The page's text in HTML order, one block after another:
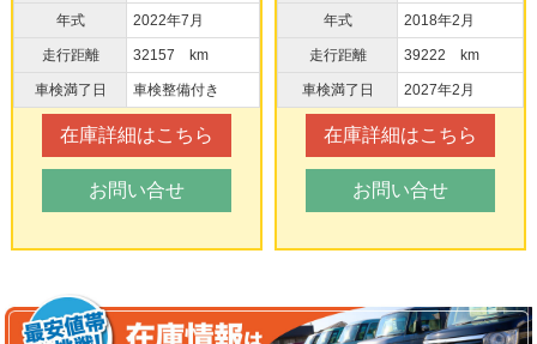
年式 2022年7月
走行距離 32157 km
車検満了日 車検整備付き
在庫詳細はこちら
お問い合せ
年式 2018年2月
走行距離 39222 km
車検満了日 2027年2月
在庫詳細はこちら
お問い合せ